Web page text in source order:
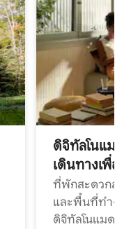
ดิจิทัลโนแมด
เดินทางเพื่อ
ที่พักสะดวกสบ
และพื้นที่ทำงา
ดิจิทัลโนแมดแ